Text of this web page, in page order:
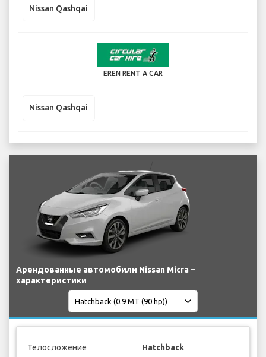
Nissan Qashqai
EREN RENT A CAR
Nissan Qashqai
Арендованные автомобили Nissan Micra –
характеристики
Телосложение Hatchback